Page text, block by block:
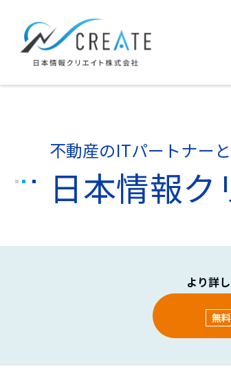
不動産のITパートナー
日本情報
より詳
無料